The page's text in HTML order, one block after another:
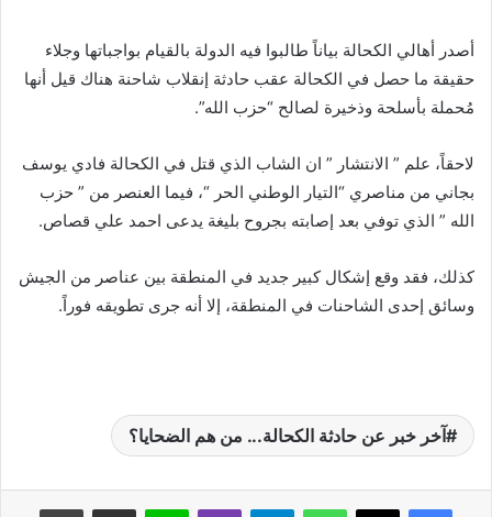
أصدر أهالي الكحالة بياناً طالبوا فيه الدولة بالقيام بواجباتها وجلاء
حقيقة ما حصل في الكحالة عقب حادثة إنقلاب شاحنة هناك قيل أنها
مُحملة بأسلحة وذخيرة لصالح “حزب الله”.
لاحقاً، علم ” الانتشار ” ان الشاب الذي قتل في الكحالة فادي يوسف
بجاني من مناصري “التيار الوطني الحر “، فيما العنصر من ” حزب
الله ” الذي توفي بعد إصابته بجروح بليغة يدعى احمد علي قصاص.
كذلك، فقد وقع إشكال كبير جديد في المنطقة بين عناصر من الجيش
وسائق إحدى الشاحنات في المنطقة، إلا أنه جرى تطويقه فوراً.
آخر خبر عن حادثة الكحالة... من هم الضحايا؟
واتساب تيلقرام ڤايبر لاين مشاركة عبر البريد طباعة